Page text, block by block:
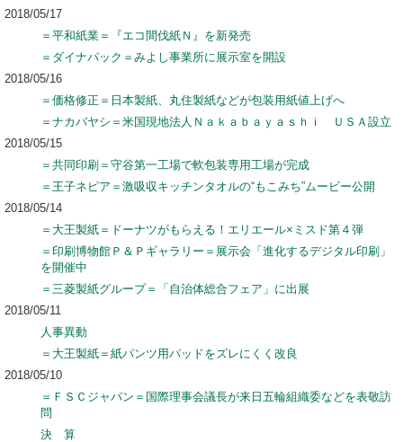
2018/05/17
＝平和紙業＝『エコ間伐紙Ｎ』を新発売
＝ダイナパック＝みよし事業所に展示室を開設
2018/05/16
＝価格修正＝日本製紙、丸住製紙などが包装用紙値上げへ
＝ナカバヤシ＝米国現地法人Ｎａｋａｂａｙａｓｈｉ ＵＳＡ設立
2018/05/15
＝共同印刷＝守谷第一工場で軟包装専用工場が完成
＝王子ネピア＝激吸収キッチンタオルの“もこみち”ムービー公開
2018/05/14
＝大王製紙＝ドーナツがもらえる！エリエール×ミスド第４弾
＝印刷博物館Ｐ＆Ｐギャラリー＝展示会「進化するデジタル印刷」
を開催中
＝三菱製紙グループ＝「自治体総合フェア」に出展
2018/05/11
人事異動
＝大王製紙＝紙パンツ用パッドをズレにくく改良
2018/05/10
＝ＦＳＣジャパン＝国際理事会議長が来日五輪組織委などを表敬訪
問
決 算